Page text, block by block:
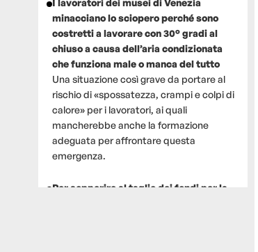
I lavoratori dei musei di Venezia
minacciano lo sciopero perché sono
costretti a lavorare con 30° gradi al
chiuso a causa dell’aria condizionata
che funziona male o manca del tutto
Una situazione così grave da portare al
rischio di «spossatezza, crampi e colpi di
calore» per i lavoratori, ai quali
mancherebbe anche la formazione
adeguata per affrontare questa
emergenza.
Per sopperire al taglio dei fondi per la